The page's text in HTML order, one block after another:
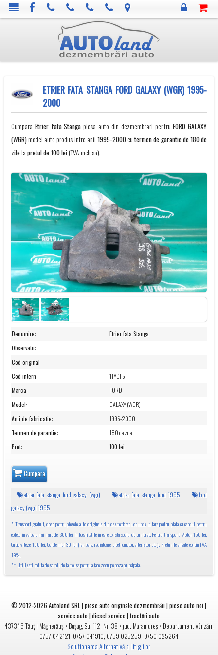
ETRIER FATA STANGA FORD GALAXY (WGR) 1995-
2000
Cumpara Etrier fata Stanga piesa auto din dezmembrari pentruFORD GALAXY
(WGR)model auto produs intre anii 1995-2000cutermen de garantie de 180 de
zile la pretul de 100 lei(TVA inclusa).
Denumire:
Etrier fata Stanga
Observatii:
Cod original:
Cod intern:
1TYDF5
Marca:
FORD
Model:
GALAXY (WGR)
Anii de fabricatie:
1995-2000
Termen de garantie:
180 de zile
Pret: 100 lei
Cumpara
etrier fata stanga ford galaxy (wgr) etrier fata stanga ford 1995
ford
galaxy (wgr) 1995
* Transport gratuit, doar pentru piesele auto originale din dezmembrari, oriunde in tara pentru plata cu cardul pentru
colete in valoare mai mare de 300 lei in localitatile in care exista sediu de curierat. Pentru transport Motor 150 lei,
Cutie viteze 100 lei, Colete mici 30 lei (far, bara, radiatoare, electromotor, alternator etc.). Preturile afisate contin TVA
19%.
** Utilizati rotita de scroll de la mouse pentru a face zoom pe poza principala.
© 2012-2026Autoland SRL | piese auto originale dezmembrări | piese auto noi |
service auto | diesel service | tractări auto
437345 Tăuții Măgherăuș• Bușag, Str. 112, Nr. 38 • jud. Maramureș • Departament vânzări:
0757 042121, 0757 041919, 0759 025259, 0759 025264
Soluționarea Alternativă a Litigiilor